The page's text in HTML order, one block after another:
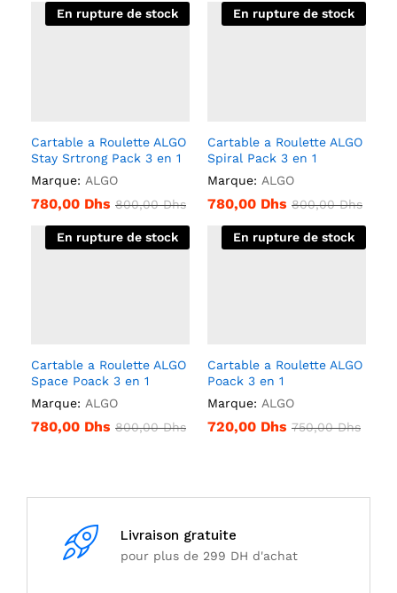
En rupture de stock
Cartable a Roulette ALGO
Stay Srtrong Pack 3 en 1
Marque: ALGO
780,00 Dhs 800,00Dhs
En rupture de stock
Cartable a Roulette ALGO
Spiral Pack 3 en 1
Marque: ALGO
780,00 Dhs 800,00Dhs
En rupture de stock
Cartable a Roulette ALGO
Space Poack 3 en 1
Marque: ALGO
780,00 Dhs 800,00Dhs
En rupture de stock
Cartable a Roulette ALGO
Poack 3 en 1
Marque: ALGO
720,00 Dhs 750,00Dhs
Livraison gratuite
pour plus de 299 DH d'achat